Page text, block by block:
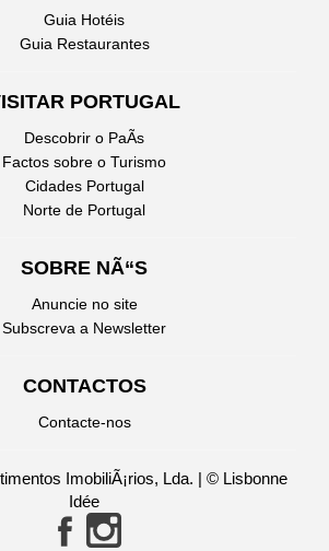
Guia Hotéis
Guia Restaurantes
PORTUGAL
Descobrir o PaÃ­s
Factos sobre o Turismo
Cidades Portugal
Norte de Portugal
SOBRE NÃ“S
Anuncie no site
Subscreva a Newsletter
CONTACTOS
Contacte-nos
ImobiliÃ¡rios, Lda. | © Lisbonne
Idée